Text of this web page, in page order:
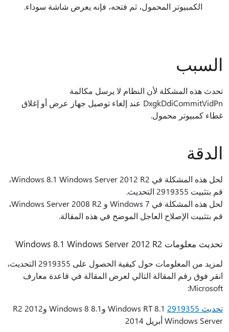
الكمبيوتر المحمول، ثم فتحه، فإنه يعرض شاشة سوداء.
السبب
تحدث هذه المشكلة لأن النظام لا يرسل مكالمة
DxgkDdiCommitVidPn عند إلغاء توصيل جهاز عرض أو إغلاق
غطاء كمبيوتر محمول.
الدقة
لحل هذه المشكلة في Windows 8.1 Windows Server 2012 R2،
قم بتثبيت 2919355 التحديث.
لحل هذه المشكلة في Windows 7 و Windows Server 2008 R2،
قم بتثبيت الإصلاح العاجل الموضح في هذه المقالة.
تحديث معلومات Windows 8.1 Windows Server 2012 R2
لمزيد من المعلومات حول كيفية الحصول على 2919355 التحديث،
انقر فوق رقم المقالة التالي لعرض المقالة في قاعدة معارف
Microsoft:
تحديث 2919355
Windows RT 8.1 و8.1 Windows 8 و2012 R2
Windows Server أبريل 2014